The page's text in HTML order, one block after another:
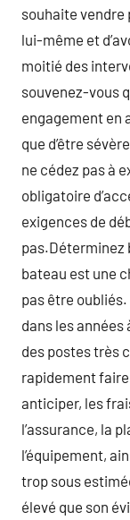
souhaite vendre
lui-même et
moitié des
souvenez-vous
engagement en
que d’être
ne cédez pas à
obligatoire
exigences de
pas.Déterminez
bateau est une
pas être oubliés.
dans les
des postes très
rapidement
anticiper, les
l’assurance, la
l’équipement,
trop sous
élevé que son